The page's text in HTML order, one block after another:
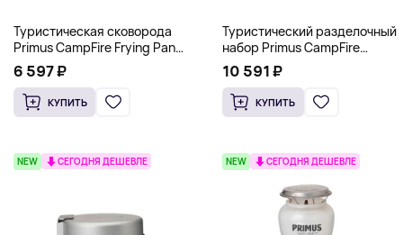
Туристическая сковорода
Primus CampFire Frying Pan
(Диаметр 21 см), стальной
6 597 ₽
КУПИТЬ
Туристический разделочный
набор Primus CampFire
Cutting Set (Доска и нож в
чехле)
10 591 ₽
КУПИТЬ
NEW СЕГОДНЯ ДЕШЕВЛЕ NEW СЕГОДНЯ ДЕШЕВЛЕ